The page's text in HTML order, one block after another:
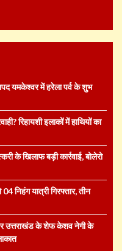
यमकेश्वर में हरेला पर्व के शुभ
रिहायशी इलाकों में हाथियों का
के खिलाफ बड़ी कार्रवाई, बोलेरो
निहंग यात्री गिरफ्तार, तीन
उत्तराखंड के शेफ केशव नेगी के